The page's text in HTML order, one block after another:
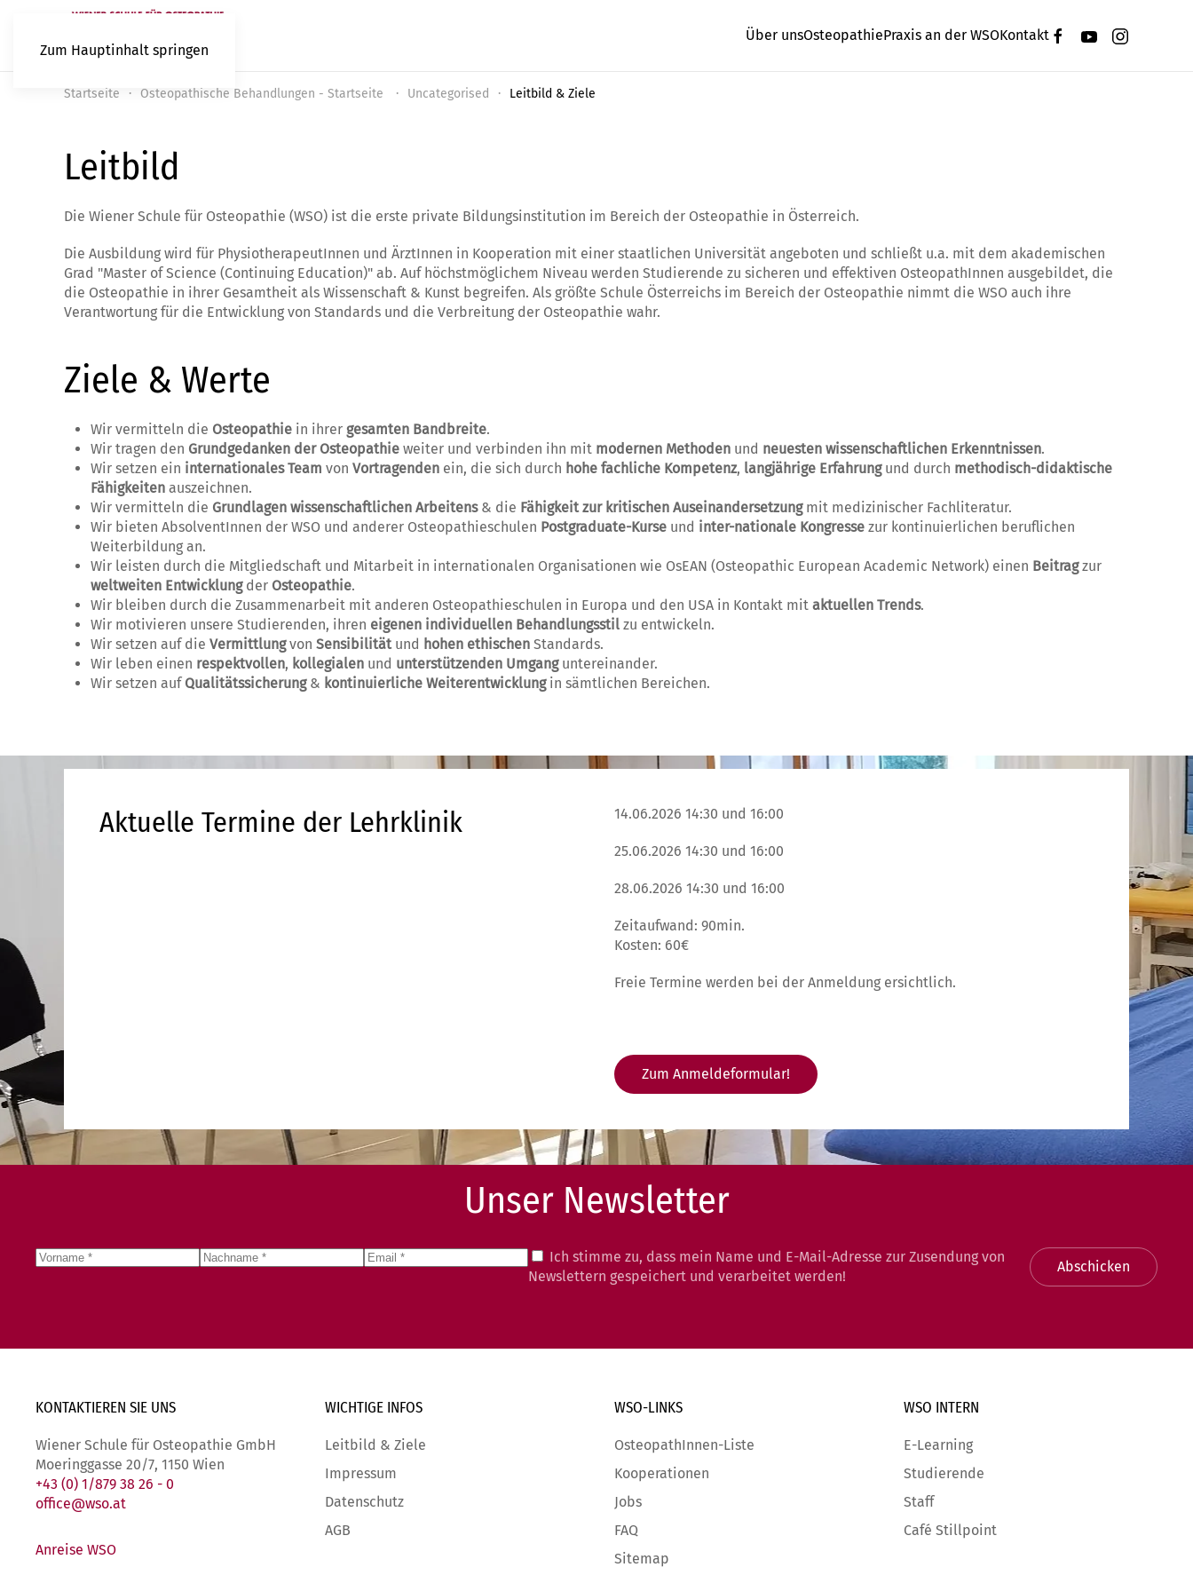
Zum Hauptinhalt springen
Über unsOsteopathiePraxis an der WSOKontakt
Startseite Osteopathische Behandlungen - Startseite Uncategorised Leitbild & Ziele
Leitbild
Die Wiener Schule für Osteopathie (WSO) ist die erste private Bildungsinstitution im Bereich der Osteopathie in Österreich.
Die Ausbildung wird für PhysiotherapeutInnen und ÄrztInnen in Kooperation mit einer staatlichen Universität angeboten und schließt u.a. mit dem akademischen
Grad "Master of Science (Continuing Education)" ab. Auf höchstmöglichem Niveau werden Studierende zu sicheren und effektiven OsteopathInnen ausgebildet, die
die Osteopathie in ihrer Gesamtheit als Wissenschaft & Kunst begreifen. Als größte Schule Österreichs im Bereich der Osteopathie nimmt die WSO auch ihre
Verantwortung für die Entwicklung von Standards und die Verbreitung der Osteopathie wahr.
Ziele & Werte
Wir vermitteln die Osteopathie in ihrer gesamten Bandbreite.
Wir tragen den Grundgedanken der Osteopathie weiter und verbinden ihn mit modernen Methoden und neuesten wissenschaftlichen Erkenntnissen.
Wir setzen ein internationales Team von Vortragenden ein, die sich durch hohe fachliche Kompetenz, langjährige Erfahrungund durch methodisch-didaktische
Fähigkeiten auszeichnen.
Wir vermitteln die Grundlagen wissenschaftlichen Arbeitens& die Fähigkeit zur kritischen Auseinandersetzungmit medizinischer Fachliteratur.
Wir bieten AbsolventInnen der WSO und anderer Osteopathieschulen Postgraduate-Kurse und inter-nationale Kongresse zur kontinuierlichen beruflichen
Weiterbildung an.
Wir leisten durch die Mitgliedschaft und Mitarbeit in internationalen Organisationen wie OsEAN (Osteopathic European Academic Network) einen Beitragzur
weltweiten Entwicklung der Osteopathie.
Wir bleiben durch die Zusammenarbeit mit anderen Osteopathieschulen in Europa und den USA in Kontakt mit aktuellen Trends.
Wir motivieren unsere Studierenden, ihren eigenen individuellen Behandlungsstil zu entwickeln.
Wir setzen auf die Vermittlungvon Sensibilitätund hohen ethischen Standards.
Wir leben einen respektvollen, kollegialen und unterstützenden Umganguntereinander.
Wir setzen auf Qualitätssicherung& kontinuierliche Weiterentwicklungin sämtlichen Bereichen.
Aktuelle Termine der Lehrklinik 14.06.2026 14:30 und 16:00
25.06.2026 14:30 und 16:00
28.06.2026 14:30 und 16:00
Zeitaufwand: 90min.
Kosten: 60€
Freie Termine werden bei der Anmeldung ersichtlich.
Zum Anmeldeformular!
Unser Newsletter
Ich stimme zu, dass mein Name und E-Mail-Adresse zur Zusendung von
Newslettern gespeichert und verarbeitet werden!
Abschicken
KONTAKTIEREN SIE UNS
Wiener Schule für Osteopathie GmbH
Moeringgasse 20/7, 1150 Wien
+43 (0) 1/879 38 26 - 0
office@wso.at
Anreise WSO
WICHTIGE INFOS
Leitbild & Ziele
Impressum
Datenschutz
AGB
WSO-LINKS
OsteopathInnen-Liste
Kooperationen
Jobs
FAQ
Sitemap
WSO INTERN
E-Learning
Studierende
Staff
Café Stillpoint